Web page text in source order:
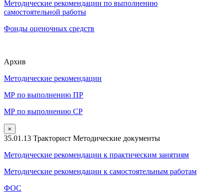
Методические рекомендации по выполнению
самостоятельной работы
Фонды оценочных средств
Архив
Методические рекомендации
МР по выполнению ПР
МР по выполнению СР
×
35.01.13 Тракторист Методические документы
Методические рекомендации к практическим занятиям
Методические рекомендации к самостоятельным работам
ФОС